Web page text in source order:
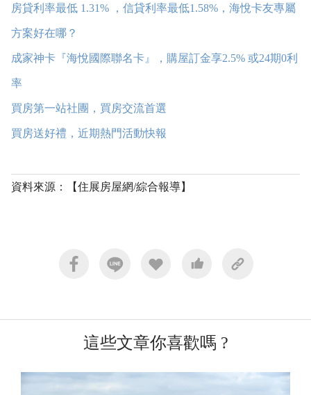
房貸利率最低 1.31% ，信貸利率最低1.58%，海悅卡友專屬
方案好在哪？
成家神卡『海悅國際聯名卡』，購屋訂金享2.5% 或24期0利
率
買房第一站社團，買房交流首選
買房送好禮，近期熱門活動快報
資料來源：【住展房屋網/綜合報導】
這些文章你喜歡嗎 ?